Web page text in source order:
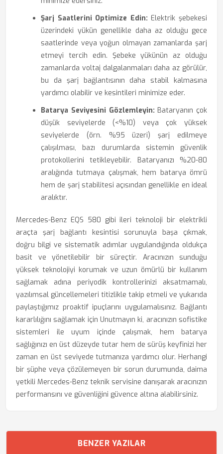
Şarj Saatlerini Optimize Edin: Elektrik şebekesi
üzerindeki yükün genellikle daha az olduğu gece
saatlerinde veya yoğun olmayan zamanlarda şarj
etmeyi tercih edin. Şebeke yükünün az olduğu
zamanlarda voltaj dalgalanmaları daha az görülür,
bu da şarj bağlantısının daha stabil kalmasına
yardımcı olabilir ve kesintileri minimize eder.
Batarya Seviyesini Gözlemleyin: Bataryanın çok
düşük seviyelerde (<%10) veya çok yüksek
seviyelerde (örn. %95 üzeri) şarj edilmeye
çalışılması, bazı durumlarda sistemin güvenlik
protokollerini tetikleyebilir. Bataryanızı %20-80
aralığında tutmaya çalışmak, hem batarya ömrü
hem de şarj stabilitesi açısından genellikle en ideal
aralıktır.
Mercedes-Benz EQS 580 gibi ileri teknoloji bir elektrikli
araçta şarj bağlantı kesintisi sorunuyla başa çıkmak,
doğru bilgi ve sistematik adımlar uygulandığında oldukça
basit ve yönetilebilir bir süreçtir. Aracınızın sunduğu
yüksek teknolojiyi korumak ve uzun ömürlü bir kullanım
sağlamak adına periyodik kontrollerinizi aksatmamalı,
yazılımsal güncellemeleri titizlikle takip etmeli ve yukarıda
paylaştığımız proaktif ipuçlarını uygulamalısınız. Bağlantı
kararlılığını sağlamak için Unutmayın ki, aracınızın sofistike
sistemleri ile uyum içinde çalışmak, hem batarya
sağlığınızı en üst düzeyde tutar hem de sürüş keyfinizi her
zaman en üst seviyede tutmanıza yardımcı olur. Herhangi
bir şüphe veya çözülemeyen bir sorun durumunda, daima
yetkili Mercedes-Benz teknik servisine danışarak aracınızın
performansını ve güvenliğini güvence altına alabilirsiniz.
BENZER YAZILAR